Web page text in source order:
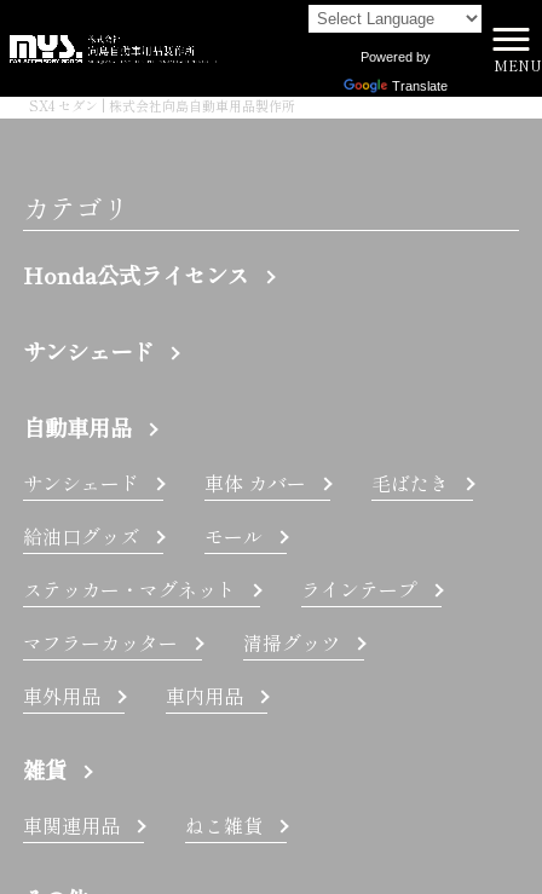
Powered by
Translate
MENU
SX4 セダン | 株式会社向島自動車用品製作所
カテゴリ
Honda公式ライセンス
サンシェード
自動車用品
サンシェード 車体 カバー
毛ばたき
給油口グッズ
モール
ステッカー・マグネット
ラインテープ
マフラーカッター
清掃グッツ
車外用品
車内用品
雑貨
車関連用品 ねこ雑貨